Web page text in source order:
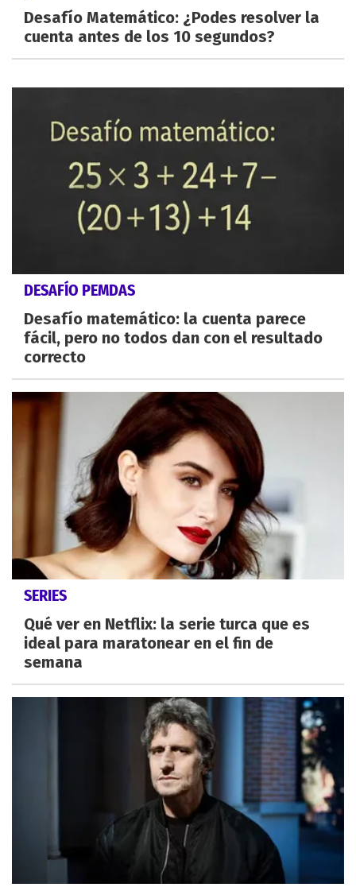
Desafío Matemático: ¿Podes resolver la
cuenta antes de los 10 segundos?
DESAFÍO PEMDAS
Desafío matemático: la cuenta parece
fácil, pero no todos dan con el resultado
correcto
SERIES
Qué ver en Netflix: la serie turca que es
ideal para maratonear en el fin de
semana